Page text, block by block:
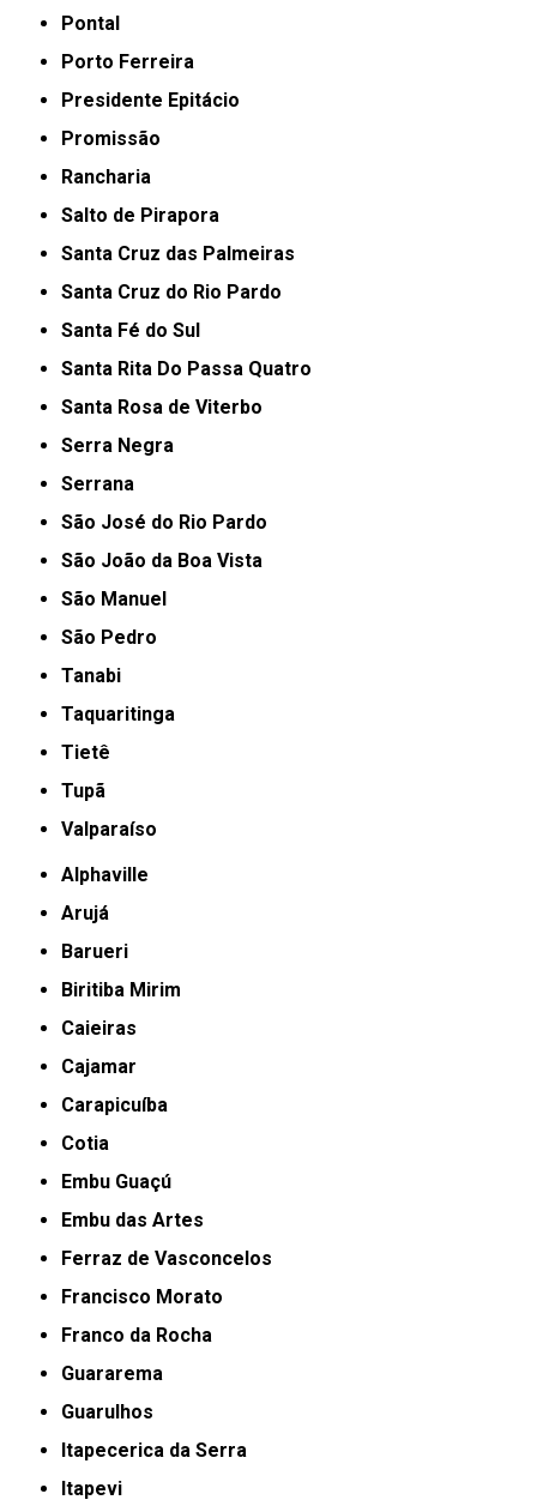
Pontal
Porto Ferreira
Presidente Epitácio
Promissão
Rancharia
Salto de Pirapora
Santa Cruz das Palmeiras
Santa Cruz do Rio Pardo
Santa Fé do Sul
Santa Rita Do Passa Quatro
Santa Rosa de Viterbo
Serra Negra
Serrana
São José do Rio Pardo
São João da Boa Vista
São Manuel
São Pedro
Tanabi
Taquaritinga
Tietê
Tupã
Valparaíso
Alphaville
Arujá
Barueri
Biritiba Mirim
Caieiras
Cajamar
Carapicuíba
Cotia
Embu Guaçú
Embu das Artes
Ferraz de Vasconcelos
Francisco Morato
Franco da Rocha
Guararema
Guarulhos
Itapecerica da Serra
Itapevi